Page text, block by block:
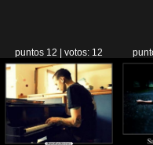
puntos 12 | votos: 12